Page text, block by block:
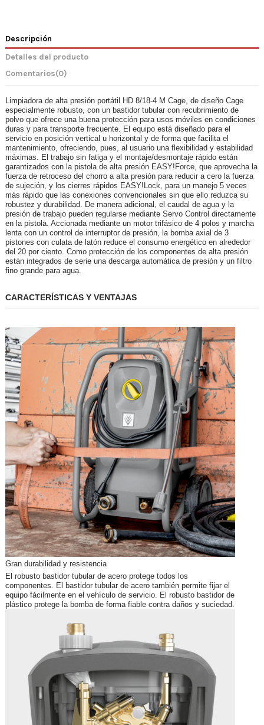
Descripción
Detalles del producto
Comentarios(0)
Limpiadora de alta presión portátil HD 8/18-4 M Cage, de diseño Cage
especialmente robusto, con un bastidor tubular con recubrimiento de
polvo que ofrece una buena protección para usos móviles en condiciones
duras y para transporte frecuente. El equipo está diseñado para el
servicio en posición vertical u horizontal y de forma que facilita el
mantenimiento, ofreciendo, pues, al usuario una flexibilidad y estabilidad
máximas. El trabajo sin fatiga y el montaje/desmontaje rápido están
garantizados con la pistola de alta presión EASY!Force , que aprovecha la
fuerza de retroceso del chorro a alta presión para reducir a cero la fuerza
de sujeción, y los cierres rápidos EASY!Lock , para un manejo 5 veces
más rápido que las conexiones convencionales sin que ello reduzca su
robustez y durabilidad. De manera adicional, el caudal de agua y la
presión de trabajo pueden regularse mediante Servo Control directamente
en la pistola. Accionada mediante un motor trifásico de 4 polos y marcha
lenta con un control de interruptor de presión, la bomba axial de 3
pistones con culata de latón reduce el consumo energético en alrededor
del 20 por ciento. Como protección de los componentes de alta presión
están integrados de serie una descarga automática de presión y un filtro
fino grande para agua.
CARACTERÍSTICAS Y VENTAJAS
Gran durabilidad y resistencia
El robusto bastidor tubular de acero protege todos los
componentes. El bastidor tubular de acero también permite fijar el
equipo fácilmente en el vehículo de servicio. El robusto bastidor de
plástico protege la bomba de forma fiable contra daños y suciedad.